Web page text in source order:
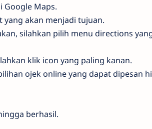
Google Maps.
yang akan menjadi tujuan.
silahkan pilih menu directions
klik icon yang paling kanan.
ojek online yang dapat dipesan
berhasil.